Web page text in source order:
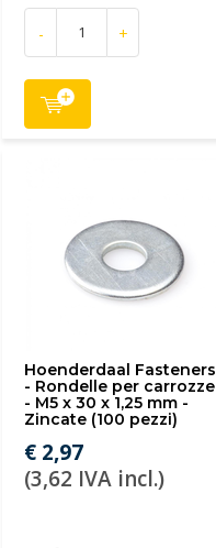
- +
Hoenderdaal Fasteners
- Rondelle per carrozze
- M5 x 30 x 1,25 mm -
Zincate (100 pezzi)
€ 2,97
(3,62 IVA incl.)